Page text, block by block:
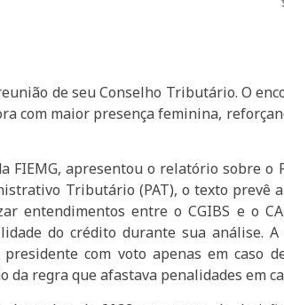
de seu Conselho Tributário. O
com maior presença feminina,
apresentou o relatório sobre o
Tributário (PAT), o texto prevê
entendimentos entre o CGIBS e o
do crédito durante sua análise.
com voto apenas em caso
regra que afastava penalidades em